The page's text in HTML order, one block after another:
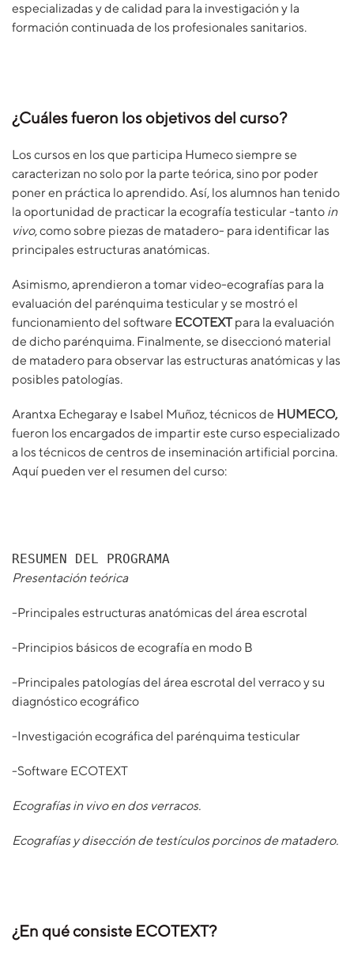
especializadas y de calidad para la investigación y la
formación continuada de los profesionales sanitarios.
¿Cuáles fueron los objetivos del curso?
Los cursos en los que participa Humeco siempre se
caracterizan no solo por la parte teórica, sino por poder
poner en práctica lo aprendido. Así, los alumnos han tenido
la oportunidad de practicar la ecografía testicular -tanto in
vivo, como sobre piezas de matadero- para identificar las
principales estructuras anatómicas.
Asimismo, aprendieron a tomar video-ecografías para la
evaluación del parénquima testicular y se mostró el
funcionamiento del software ECOTEXTpara la evaluación
de dicho parénquima. Finalmente, se diseccionó material
de matadero para observar las estructuras anatómicas y las
posibles patologías.
Arantxa Echegaray e Isabel Muñoz, técnicos de HUMECO,
fueron los encargados de impartir este curso especializado
a los técnicos de centros de inseminación artificial porcina.
Aquí pueden ver el resumen del curso:
RESUMEN DEL PROGRAMA
Presentación teórica
-Principales estructuras anatómicas del área escrotal
-Principios básicos de ecografía en modo B
-Principales patologías del área escrotal del verraco y su
diagnóstico ecográfico
-Investigación ecográfica del parénquima testicular
-Software ECOTEXT
Ecografías in vivo en dos verracos.
Ecografías y disección de testículos porcinos de matadero.
¿En qué consiste ECOTEXT?